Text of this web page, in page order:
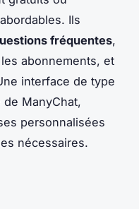
Ils
fréquentes,
abonnements, et
interface de type
ManyChat,
personnalisées
nécessaires.